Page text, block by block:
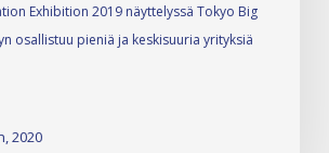
Exhibition 2019 näyttelyssä Tokyo Big
osallistuu pieniä ja keskisuuria yrityksiä
2020